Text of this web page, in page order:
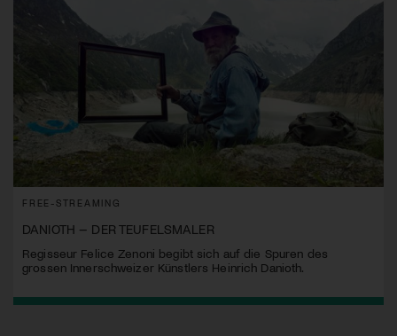
FREE-STREAMING
DANIOTH – DER TEUFELSMALER
Regisseur Felice Zenoni begibt sich auf die Spuren des
grossen Innerschweizer Künstlers Heinrich Danioth.